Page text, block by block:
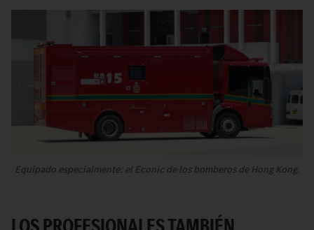
Equipado especialmente: el Econic de los bomberos de Hong Kong.